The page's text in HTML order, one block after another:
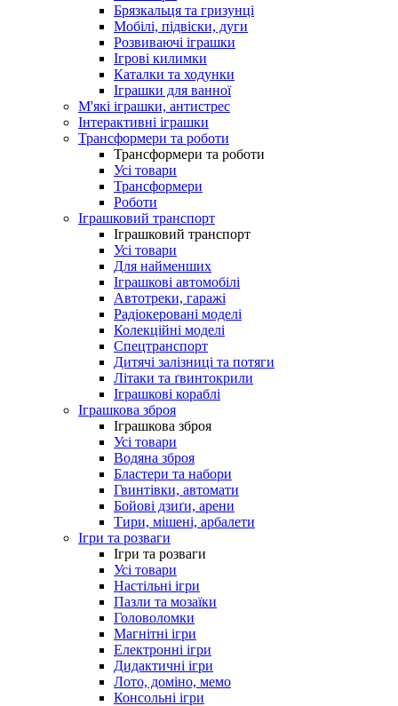
Брязкальця та гризунці
Мобілі, підвіски, дуги
Розвиваючі іграшки
Ігрові килимки
Каталки та ходунки
Іграшки для ванної
М'які іграшки, антистрес
Інтерактивні іграшки
Трансформери та роботи
Трансформери та роботи
Усі товари
Трансформери
Роботи
Іграшковий транспорт
Іграшковий транспорт
Усі товари
Для найменших
Іграшкові автомобілі
Автотреки, гаражі
Радіокеровані моделі
Колекційні моделі
Спецтранспорт
Дитячі залізниці та потяги
Літаки та ґвинтокрили
Іграшкові кораблі
Іграшкова зброя
Іграшкова зброя
Усі товари
Водяна зброя
Бластери та набори
Гвинтівки, автомати
Бойові дзиґи, арени
Тири, мішені, арбалети
Ігри та розваги
Ігри та розваги
Усі товари
Настільні ігри
Пазли та мозаїки
Головоломки
Магнітні ігри
Електронні ігри
Дидактичні ігри
Лото, доміно, мемо
Консольні ігри